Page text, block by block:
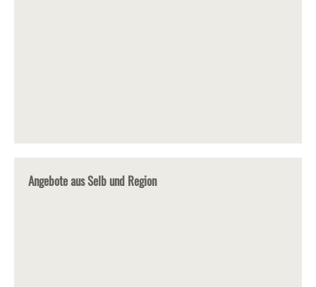
Angebote aus Selb und Region